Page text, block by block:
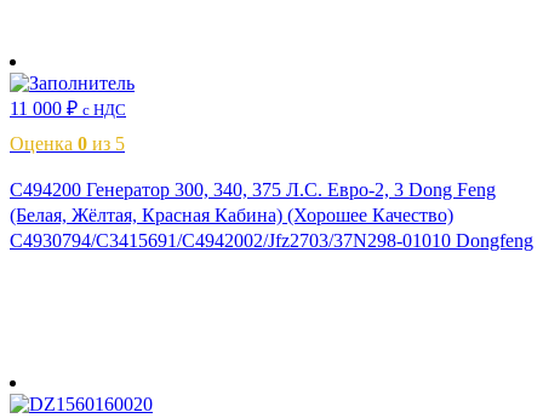
11 000 ₽ с НДС
Оценка 0 из 5
C494200 Генератор 300, 340, 375 Л.С. Евро-2, 3 Dong Feng
(Белая, Жёлтая, Красная Кабина) (Хорошее Качество)
C4930794/C3415691/C4942002/Jfz2703/37N298-01010 Dongfeng